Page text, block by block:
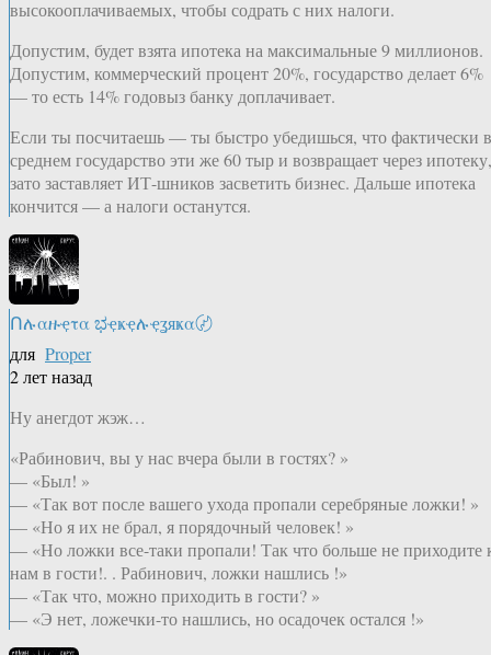
высокооплачиваемых, чтобы содрать с них налоги.
Допустим, будет взята ипотека на максимальные 9 миллионов.
Допустим, коммерческий процент 20%, государство делает 6%
— то есть 14% годовыз банку доплачивает.
Если ты посчитаешь — ты быстро убедишься, что фактически в
среднем государство эти же 60 тыр и возвращает через ипотеку,
зато заставляет ИТ-шников засветить бизнес. Дальше ипотека
кончится — а налоги останутся.
Ոሉαዙҿτα ಭҿҝҿሉҿʓяҝα〄
для Proper
2 лет назад
Ну анегдот жэж…
«Рабинович, вы у нас вчера были в гостях? »
— «Был! »
— «Так вот после вашего ухода пропали серебряные ложки! »
— «Но я их не брал, я порядочный человек! »
— «Но ложки все-таки пропали! Так что больше не приходите
нам в гости!. . Рабинович, ложки нашлись !»
— «Так что, можно приходить в гости? »
— «Э нет, ложечки-то нашлись, но осадочек остался !»